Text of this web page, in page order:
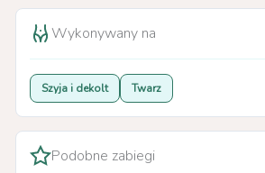
Wykonywany na
Szyja i dekolt Twarz
Podobne zabiegi